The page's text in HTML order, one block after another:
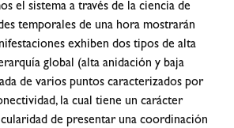
el sistema a través de la ciencia de
temporales de una hora mostrarán
exhiben dos tipos de alta
global (alta anidación y baja
de varios puntos caracterizados por
la cual tiene un carácter
de presentar una coordinación